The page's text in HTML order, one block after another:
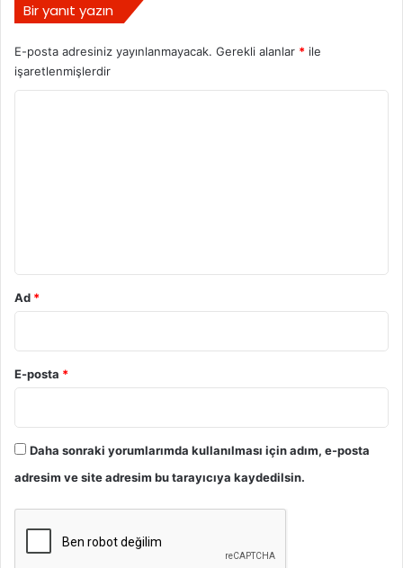
Bir yanıt yazın
E-posta adresiniz yayınlanmayacak. Gerekli alanlar * ile
işaretlenmişlerdir
Ad *
E-posta *
Daha sonraki yorumlarımda kullanılması için adım, e-posta
adresim ve site adresim bu tarayıcıya kaydedilsin.